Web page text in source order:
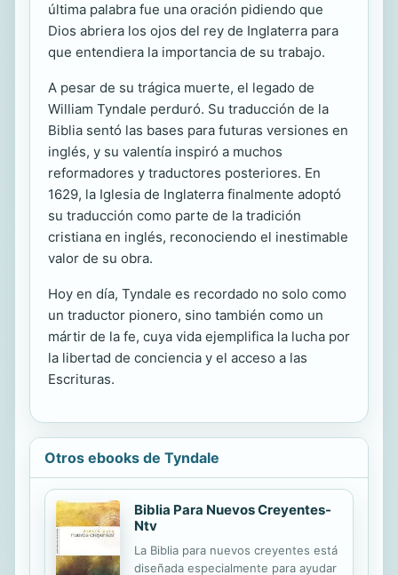
última palabra fue una oración pidiendo que
Dios abriera los ojos del rey de Inglaterra para
que entendiera la importancia de su trabajo.
A pesar de su trágica muerte, el legado de
William Tyndale perduró. Su traducción de la
Biblia sentó las bases para futuras versiones en
inglés, y su valentía inspiró a muchos
reformadores y traductores posteriores. En
1629, la Iglesia de Inglaterra finalmente adoptó
su traducción como parte de la tradición
cristiana en inglés, reconociendo el inestimable
valor de su obra.
Hoy en día, Tyndale es recordado no solo como
un traductor pionero, sino también como un
mártir de la fe, cuya vida ejemplifica la lucha por
la libertad de conciencia y el acceso a las
Escrituras.
Otros ebooks de Tyndale
Biblia Para Nuevos Creyentes-
Ntv
La Biblia para nuevos creyentes está
diseñada especialmente para ayudar